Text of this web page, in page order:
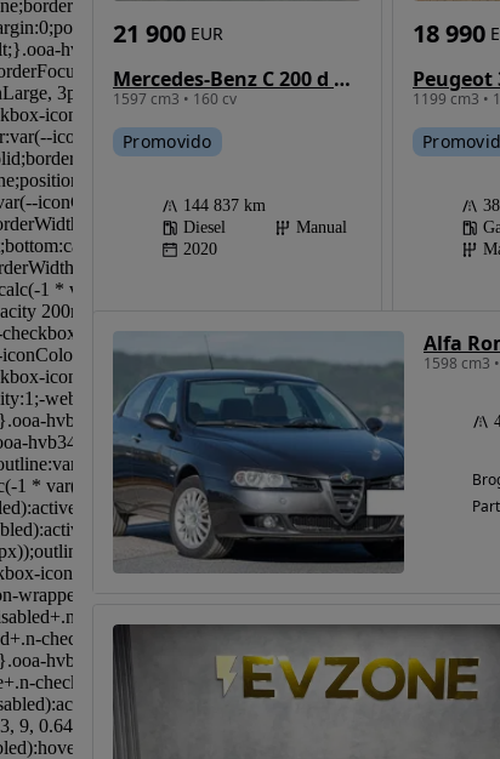
Mercedes-Benz C 200 d Station AMG Line
1597 cm3 • 160 cv
21 900 EUR
Promovido
144 837 km
Diesel
Manual
2020
1199 cm3 •
18 990
Alfa
1598 cm3